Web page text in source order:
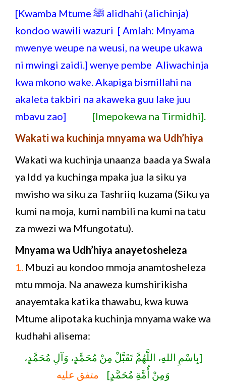
[Kwamba Mtume ﷺ alidhahi (alichinja)
kondoo wawili wazuri [ Amlah: Mnyama
mwenye weupe na weusi, na weupe ukawa
ni mwingi zaidi.] wenye pembe Aliwachinja
kwa mkono wake. Akapiga bismillahi na
akaleta takbiri na akaweka guu lake juu
mbavu zao] [Imepokewa na Tirmidhi].
Wakati wa kuchinja mnyama wa Udh’hiya
Wakati wa kuchinja unaanza baada ya Swala
ya Idd ya kuchinga mpaka jua la siku ya
mwisho wa siku za Tashriiq kuzama (Siku ya
kumi na moja, kumi nambili na kumi na tatu
za mwezi wa Mfungotatu).
Mnyama wa Udh’hiya anayetosheleza
1. Mbuzi au kondoo mmoja anamtosheleza
mtu mmoja. Na anaweza kumshirikisha
anayemtaka katika thawabu, kwa kuwa
Mtume alipotaka kuchinja mnyama wake wa
kudhahi alisema:
[بِاسْمِ اللهِ، اللَّهُمَّ تَقَبَّلْ مِنْ مُحَمَّدٍ، وَآلِ مُحَمَّدٍ،
وَمِنْ أُمَّةِ مُحَمَّدٍ] متفق عليه